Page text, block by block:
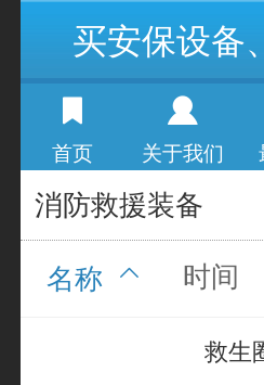
买安保设备
首页 关于我们
消防救援装备
名称 时间
救生